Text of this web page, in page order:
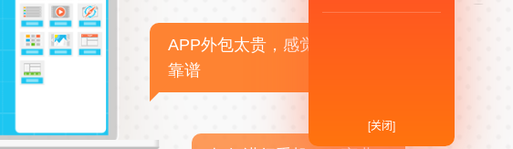
APP外包太贵，感觉不
靠谱
[关闭]